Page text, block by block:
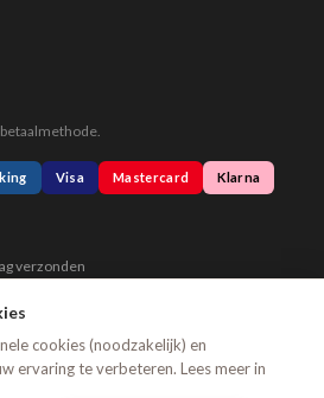
Visa Mastercard Klarna
verzonden
– Alle rechten voorbehouden
cookies (noodzakelijk) en
ervaring te verbeteren. Lees meer in